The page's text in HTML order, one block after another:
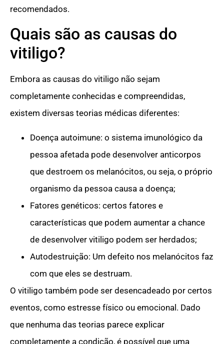
recomendados.
Quais são as causas do
vitiligo?
Embora as causas do vitiligo não sejam
completamente conhecidas e compreendidas,
existem diversas teorias médicas diferentes:
Doença autoimune: o sistema imunológico da
pessoa afetada pode desenvolver anticorpos
que destroem os melanócitos, ou seja, o próprio
organismo da pessoa causa a doença;
Fatores genéticos: certos fatores e
características que podem aumentar a chance
de desenvolver vitiligo podem ser herdados;
Autodestruição: Um defeito nos melanócitos faz
com que eles se destruam.
O vitiligo também pode ser desencadeado por certos
eventos, como estresse físico ou emocional. Dado
que nenhuma das teorias parece explicar
completamente a condição, é possível que uma